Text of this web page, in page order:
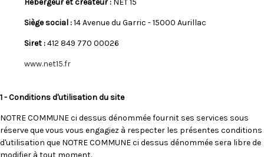
Hébergeur et créateur : NET 15
Siège social :14 Avenue du Garric - 15000 Aurillac
Siret :412 849 770 00026
www.net15.fr
1 - Conditions d'utilisation du site
NOTRE COMMUNE ci dessus dénommée fournit ses services sous
réserve que vous vous engagiez à respecter les présentes conditions
d'utilisation que NOTRE COMMUNE ci dessus dénommée sera libre de
modifier à tout moment.